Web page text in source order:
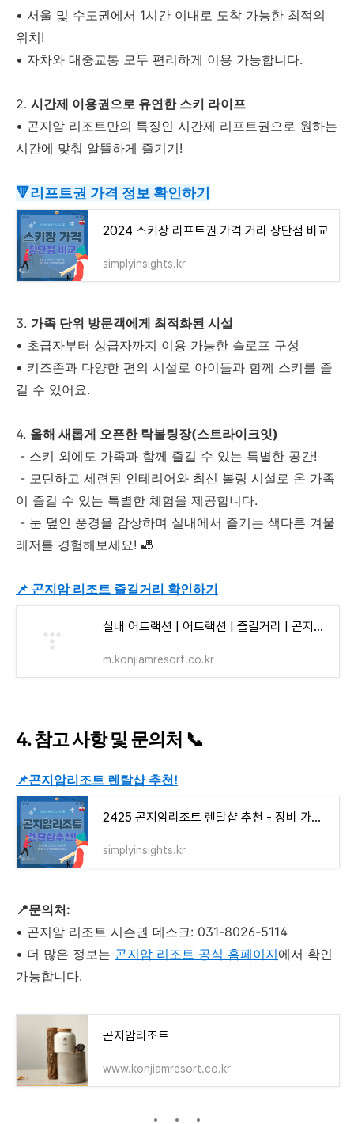
• 서울 및 수도권에서 1시간 이내로 도착 가능한 최적의
위치!
• 자차와 대중교통 모두 편리하게 이용 가능합니다.
2. 시간제 이용권으로 유연한 스키 라이프
• 곤지암 리조트만의 특징인 시간제 리프트권으로 원하는
시간에 맞춰 알뜰하게 즐기기!
🔻리프트권 가격 정보 확인하기
2024 스키장 리프트권 가격 거리 장단점 비교
simplyinsights.kr
3. 가족 단위 방문객에게 최적화된 시설
• 초급자부터 상급자까지 이용 가능한 슬로프 구성
• 키즈존과 다양한 편의 시설로 아이들과 함께 스키를 즐
길 수 있어요.
4. 올해 새롭게 오픈한 락볼링장(스트라이크잇)
- 스키 외에도 가족과 함께 즐길 수 있는 특별한 공간!
- 모던하고 세련된 인테리어와 최신 볼링 시설로 온 가족
이 즐길 수 있는 특별한 체험을 제공합니다.
- 눈 덮인 풍경을 감상하며 실내에서 즐기는 색다른 겨울
레저를 경험해보세요! 🎳
📌 곤지암 리조트 즐길거리 확인하기
실내 어트랙션 | 어트랙션 | 즐길거리 | 곤지암리조트
m.konjiamresort.co.kr
4. 참고 사항 및 문의처 📞
📌곤지암리조트 렌탈샵 추천!
2425 곤지암리조트 렌탈샵 추천 - 장비 가격 리프트권 강습 비용 정보
simplyinsights.kr
📍문의처:
• 곤지암 리조트 시즌권 데스크: 031-8026-5114
• 더 많은 정보는 곤지암 리조트 공식 홈페이지에서 확인
가능합니다.
곤지암리조트
www.konjiamresort.co.kr